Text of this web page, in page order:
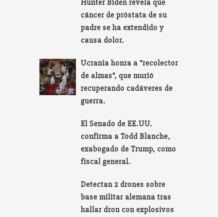
Hunter Biden revela que
cáncer de próstata de su
padre se ha extendido y
causa dolor.
Ucrania honra a “recolector
de almas”, que murió
recuperando cadáveres de
guerra.
El Senado de EE.UU.
confirma a Todd Blanche,
exabogado de Trump, como
fiscal general.
Detectan 2 drones sobre
base militar alemana tras
hallar dron con explosivos